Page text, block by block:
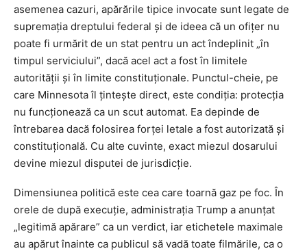
asemenea cazuri, apărările tipice invocate sunt legate de
supremația dreptului federal și de ideea că un ofițer nu
poate fi urmărit de un stat pentru un act îndeplinit „în
timpul serviciului”, dacă acel act a fost în limitele
autorității și în limite constituționale. Punctul-cheie, pe
care Minnesota îl țintește direct, este condiția: protecția
nu funcționează ca un scut automat. Ea depinde de
întrebarea dacă folosirea forței letale a fost autorizată și
constituțională. Cu alte cuvinte, exact miezul dosarului
devine miezul disputei de jurisdicție.
Dimensiunea politică este cea care toarnă gaz pe foc. În
orele de după execuție, administrația Trump a anunțat
„legitimă apărare” ca un verdict, iar etichetele maximale
au apărut înainte ca publicul să vadă toate filmările, ca o